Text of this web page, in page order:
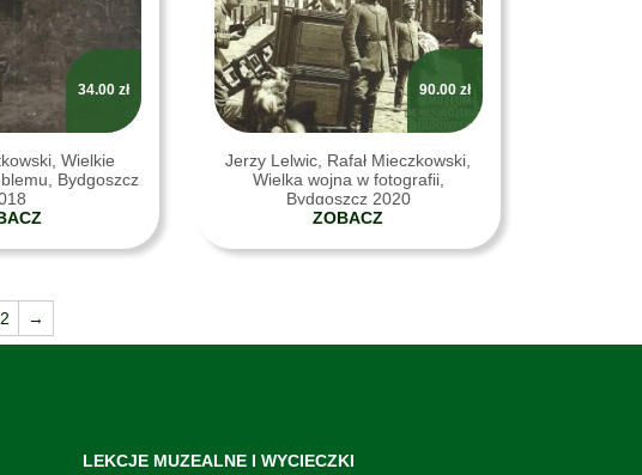
Wielkie
Bydgoszcz
34.00 zł
Jerzy Lelwic, Rafał Mieczkowski,
Wielka wojna w fotografii,
Bydgoszcz 2020
90.00 zł
ZOBACZ
2 →
LEKCJE MUZEALNE I WYCIECZKI